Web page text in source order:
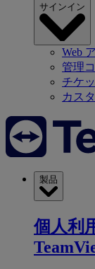
サインイン
Web
管理
チケ
カス
製品
個人利